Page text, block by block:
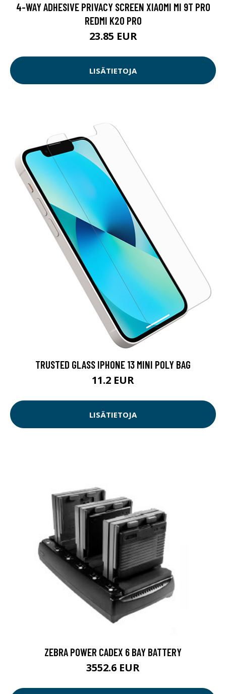
4-WAY ADHESIVE PRIVACY SCREEN XIAOMI MI 9T PRO
REDMI K20 PRO
23.85 EUR
LISÄTIETOJA
TRUSTED GLASS IPHONE 13 MINI POLY BAG
11.2 EUR
LISÄTIETOJA
ZEBRA POWER CADEX 6 BAY BATTERY
3552.6 EUR